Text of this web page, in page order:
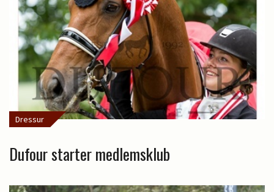
Dressur
Dufour starter medlemsklub